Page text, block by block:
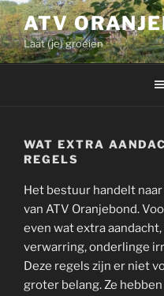
Ga
naar
de
inhoud
ATV
Laat (je) groeien
WAT EXTRA
REGELS
Het bestuur handelt naar
van ATV Oranjebond.
even wat extra
verwarring, onderlinge
Deze regels zijn er niet
groter belang. Ze